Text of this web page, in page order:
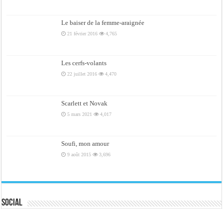
Le baiser de la femme-araignée
21 février 2016 4,765
Les cerfs-volants
22 juillet 2016 4,470
Scarlett et Novak
5 mars 2021 4,017
Soufi, mon amour
9 août 2015 3,696
Social